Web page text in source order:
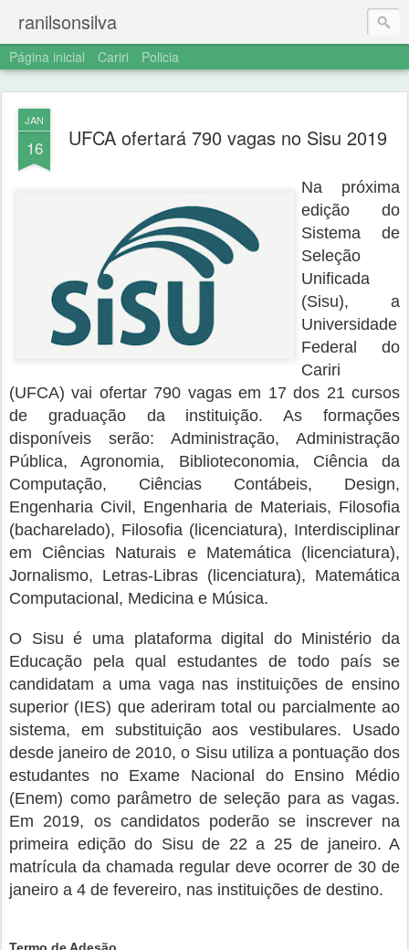
ranilsonsilva
Página inicial Cariri Policia
JAN
16 UFCA ofertará 790 vagas no Sisu 2019
Na próxima
edição do
Sistema de
Seleção
Unificada
(Sisu), a
Universidade
Federal do
Cariri
(UFCA) vai ofertar 790 vagas em 17 dos 21 cursos
de graduação da instituição. As formações
disponíveis serão: Administração, Administração
Pública, Agronomia, Biblioteconomia, Ciência da
Computação, Ciências Contábeis, Design,
Engenharia Civil, Engenharia de Materiais, Filosofia
(bacharelado), Filosofia (licenciatura), Interdisciplinar
em Ciências Naturais e Matemática (licenciatura),
Jornalismo, Letras-Libras (licenciatura), Matemática
Computacional, Medicina e Música.
O Sisu é uma plataforma digital do Ministério da
Educação pela qual estudantes de todo país se
candidatam a uma vaga nas instituições de ensino
superior (IES) que aderiram total ou parcialmente ao
sistema, em substituição aos vestibulares. Usado
desde janeiro de 2010, o Sisu utiliza a pontuação dos
estudantes no Exame Nacional do Ensino Médio
(Enem) como parâmetro de seleção para as vagas.
Em 2019, os candidatos poderão se inscrever na
primeira edição do Sisu de 22 a 25 de janeiro. A
matrícula da chamada regular deve ocorrer de 30 de
janeiro a 4 de fevereiro, nas instituições de destino.